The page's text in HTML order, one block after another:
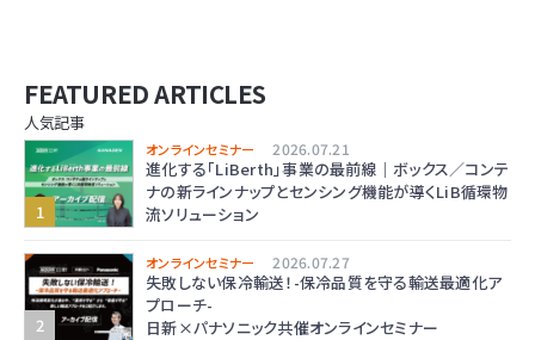
FEATURED ARTICLES
人気記事
オンラインセミナー 2026.07.21
進化する「LiBerth」事業の最前線｜ボックス／コンテ
ナの新ラインナップとセンシング機能が導くLiB循環物
流ソリューション
オンラインセミナー 2026.07.27
失敗しない保冷輸送！-保冷品質を守る輸送最適化ア
プローチ-
日新×パナソニック共催オンラインセミナー